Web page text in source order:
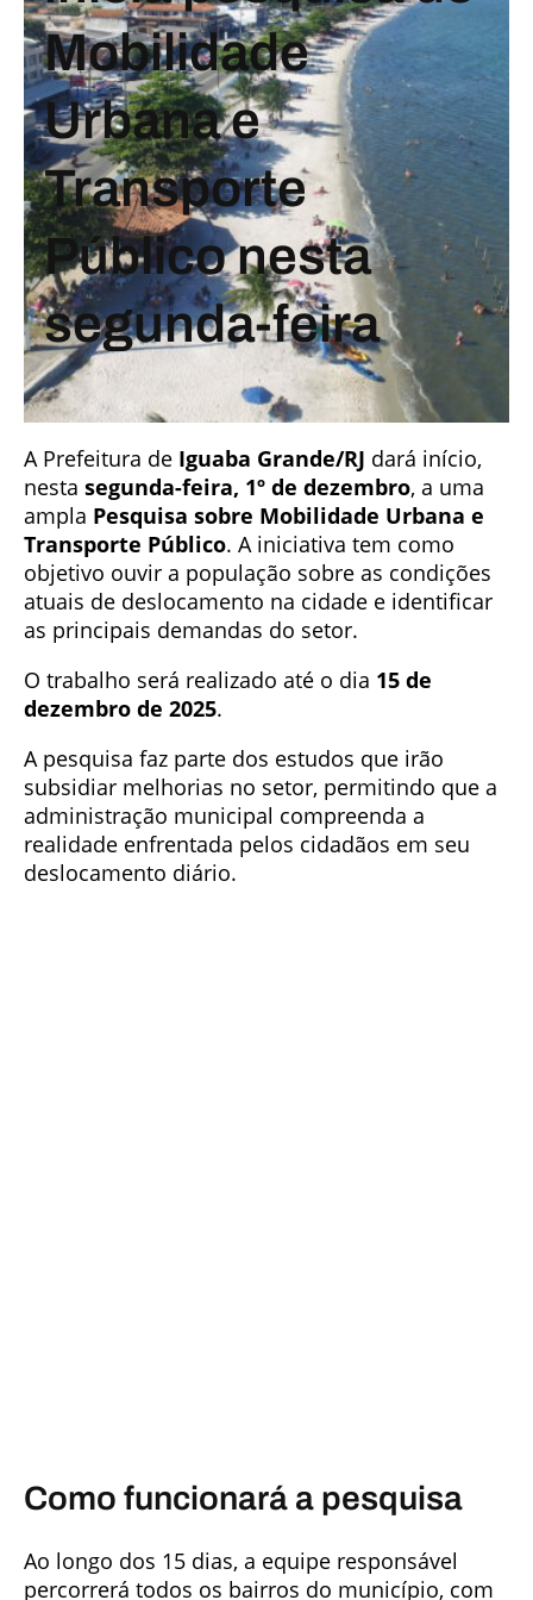
Mobilidade
Urbana e
Transporte
Público nesta
segunda-feira
A Prefeitura de Iguaba Grande/RJ dará início,
nesta segunda-feira, 1º de dezembro, a uma
ampla Pesquisa sobre Mobilidade Urbana e
Transporte Público. A iniciativa tem como
objetivo ouvir a população sobre as condições
atuais de deslocamento na cidade e identificar
as principais demandas do setor.
O trabalho será realizado até o dia 15 de
dezembro de 2025.
A pesquisa faz parte dos estudos que irão
subsidiar melhorias no setor, permitindo que a
administração municipal compreenda a
realidade enfrentada pelos cidadãos em seu
deslocamento diário.
Como funcionará a pesquisa
Ao longo dos 15 dias, a equipe responsável
percorrerá todos os bairros do município, com